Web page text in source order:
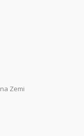
Zemi